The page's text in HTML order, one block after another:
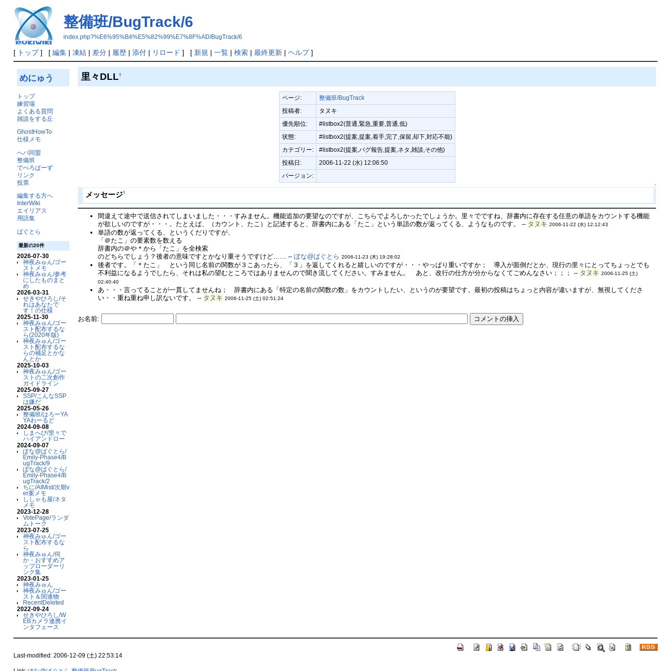
整備班/BugTrack/6
index.php?%E6%95%B4%E5%82%99%E7%8F%AD/BugTrack/6
[ トップ] [ 編集| 凍結| 差分| 履歴| 添付| リロード ] [ 新規 | 一覧| 検索| 最終更新| ヘルプ]
めにゅう
トップ
練習場
よくある質問
雑談をする丘
GhostHowTo
仕様メモ
へパ同盟
整備班
でべろぱーず
リンク
投票
編集する方へ
InterWiki
エイリアス
用語集
ばぐとら
最新の20件
2026-07-30
神夜みゅん/ゴー
ストメモ
神夜みゅん/参考
にしたものまと
め
2026-03-31
せきやひろし/そ
れはあなたで
す！の仕様
2025-11-30
神夜みゅん/ゴー
スト配布するな
ら(2020年版)
神夜みゅん/ゴー
スト配布するな
らの補足とかな
んとか
2025-10-03
神夜みゅん/ゴー
ストの二次創作
ガイドライン
2025-09-27
SSP/こんなSSP
は嫌だ
2025-05-26
整備班/はろーYA
YAわーるど
2024-09-08
しまへび/里々で
ハイアンドロー
2024-09-07
ぽな@ばぐとら/
Emily-Phase4/B
ugTrack/9
ぽな@ばぐとら/
Emily-Phase4/B
ugTrack/2
ちに/AIMist/次期v
er案メモ
ししゃも屋/ネタ
メモ
2023-12-28
VotePage/ランダ
ムトーク
2023-07-25
神夜みゅん/ゴー
スト配布するな
ら
神夜みゅん/伺
か・おすすめア
ップローダーリ
ンク集
2023-01-25
神夜みゅん
神夜みゅん/ゴー
スト＆関連物
RecentDeleted
2022-09-24
せきやひろし/W
EBカメラ連携イ
ンタフェース
里々DLL†
ページ:
整備班/BugTrack
投稿者:
タヌキ
優先順位:
#listbox2(普通,緊急,重要,普通,低)
状態:
#listbox2(提案,提案,着手,完了,保留,却下,対応不能)
カテゴリー:
#listbox2(提案,バグ報告,提案,ネタ,雑談,その他)
投稿日:
2006-11-22 (水) 12:06:50
バージョン:
↑
メッセージ†
間違えて途中で送信されてしまいました・・・すみません。機能追加の要望なのですが、こちらでよろしかったでしょうか。里々でですね、辞書内に存在する任意の単語をカウントする機能
が欲しいのですが・・・。たとえば、（カウント、たこ）と記述すると、辞書内にある「たこ」という単語の数が返ってくる、ようなものです。 -- タヌキ 2006-11-22 (水) 12:12:43
単語の数が返ってくる、というくだりですが、
「＠たこ」の要素数を数える
辞書内の＠や＊から「たこ」を全検索
のどちらでしょう？後者の意味ですとかなり重そうですけど…… --ぽな@ばぐとら 2006-11-23 (木) 19:28:02
後者です。「＊たこ」 という同じ名前の関数が３こあったら、「３」を返してくれると嬉しいのですが・・・やっぱり重いですか； 導入が面倒だとか、現行の里々にとってちょっとでも
不利益になるようでしたら、それは私の望むところではありませんので聞き流してください。すみません。 あと、改行の仕方が分からなくてごめんなさい；；； -- タヌキ 2006-11-25 (土)
02:40:40
あ・・・言ってることが一貫してませんね； 辞書内にある「特定の名前の関数の数」をカウントしたい、というのが要望です。最初の投稿はちょっと内容が違いますが、無視してくださ
い・・重ね重ね申し訳ないです。 -- タヌキ 2006-11-25 (土) 02:51:24
お名前:
Last-modified: 2006-12-09 (土) 22:53:14